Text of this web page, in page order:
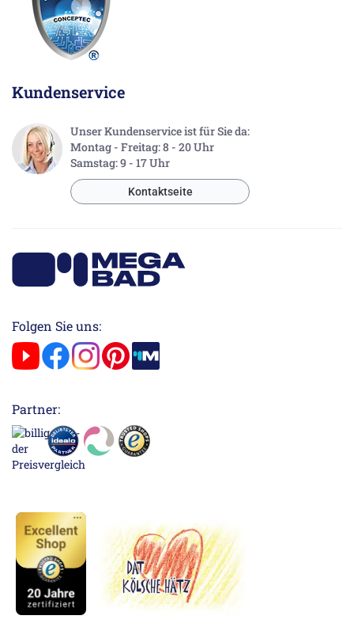
Kundenservice
Unser Kundenservice ist für Sie da:
Montag - Freitag: 8 - 20 Uhr
Samstag: 9 - 17 Uhr
Kontaktseite
Folgen Sie uns:
Partner: